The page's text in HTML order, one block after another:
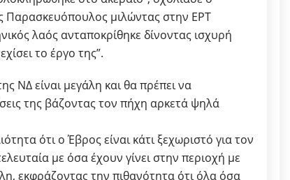
μιλώντας στην ΕΡΤ
λαός ανταποκρίθηκε δίνοντας ισχυρή
το έργο της”.
ΝΔ είναι μεγάλη και θα πρέπει να
της βάζοντας τον πήχη αρκετά ψηλά
ότι ο Έβρος είναι κάτι ξεχωριστό για τον
με όσα έχουν γίνει στην περιοχή με
εκφράζοντας την πιθανότητα ότι όλα όσα